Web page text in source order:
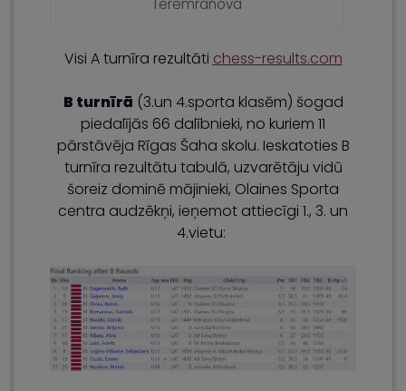
Teremranova
Visi A turnīra rezultāti chess-results.com
B turnīrā (3.un 4.sporta klasēm) šogad
piedalījās 66 dalībnieki, no kuriem 11
pārstāvēja Rīgas Šaha skolu. Ieskatoties B
turnīra rezultātu tabulā, uzvarētāju vidū
šoreiz dominē mājinieki, Olaines Sporta
centra audzēkņi, ieņemot attiecīgi 1., 3. un
4.vietu: